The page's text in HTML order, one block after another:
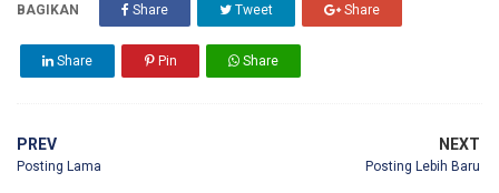
BAGIKAN Share Tweet Share
Share Pin Share
PREV
Posting Lama
NEXT
Posting Lebih Baru